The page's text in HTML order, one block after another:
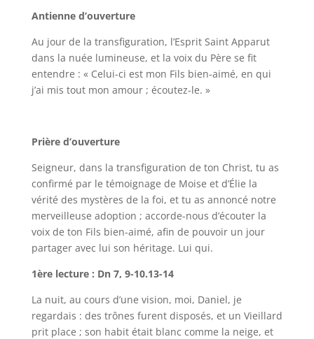
Antienne d’ouverture
Au jour de la transfiguration, l’Esprit Saint Apparut
dans la nuée lumineuse, et la voix du Père se fit
entendre : « Celui-ci est mon Fils bien-aimé, en qui
j’ai mis tout mon amour ; écoutez-le. »
Prière d’ouverture
Seigneur, dans la transfiguration de ton Christ, tu as
confirmé par le témoignage de Moise et d’Élie la
vérité des mystères de la foi, et tu as annoncé notre
merveilleuse adoption ; accorde-nous d’écouter la
voix de ton Fils bien-aimé, afin de pouvoir un jour
partager avec lui son héritage. Lui qui.
1ère lecture : Dn 7, 9-10.13-14
La nuit, au cours d’une vision, moi, Daniel, je
regardais : des trônes furent disposés, et un Vieillard
prit place ; son habit était blanc comme la neige, et